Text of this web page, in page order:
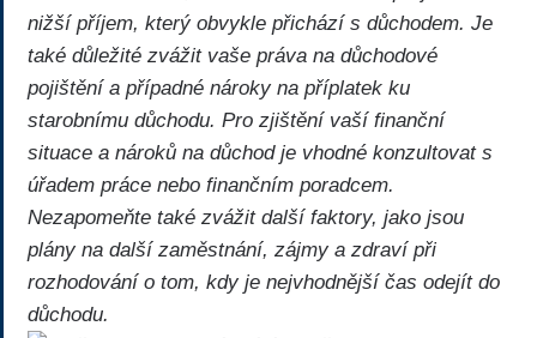
nižší příjem, který obvykle přichází s důchodem. Je
také důležité zvážit vaše práva na důchodové
pojištění a případné nároky na příplatek ku
starobnímu důchodu. Pro zjištění vaší finanční
situace a nároků na důchod je vhodné konzultovat s
úřadem práce nebo finančním poradcem.
Nezapomeňte také zvážit další faktory, jako jsou
plány na další zaměstnání, zájmy a zdraví při
rozhodování o tom, kdy je nejvhodnější čas odejít do
důchodu.